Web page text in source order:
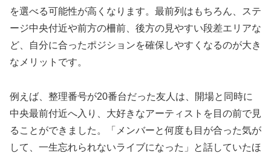
を選べる可能性が高くなります。最前列はもちろん、ステ
ージ中央付近や前方の柵前、後方の見やすい段差エリアな
ど、自分に合ったポジションを確保しやすくなるのが大き
なメリットです。
例えば、整理番号が20番台だった友人は、開場と同時に
中央最前付近へ入り、大好きなアーティストを目の前で見
ることができました。「メンバーと何度も目が合った気が
して、一生忘れられないライブになった」と話していたほ